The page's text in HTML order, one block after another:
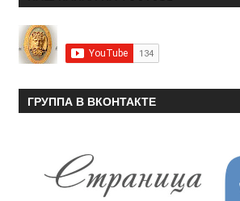
ГРУППА В ВКОНТАКТЕ